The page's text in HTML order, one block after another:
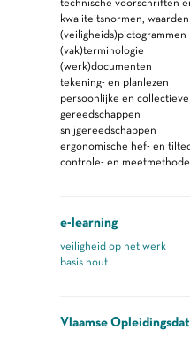
kwaliteitsnormen,
(veiligheids)pictogrammen
(vak)terminologie
(werk)documenten
tekening- en planlezen
persoonlijke en
gereedschappen
snijgereedschappen
ergonomische hef- en
controle- en
e-learning
veiligheid op het werk
basis hout
Vlaamse